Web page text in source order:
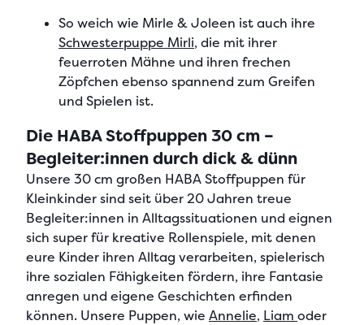
So weich wie Mirle & Joleen ist auch ihre
Schwesterpuppe Mirli, die mit ihrer
feuerroten Mähne und ihren frechen
Zöpfchen ebenso spannend zum Greifen
und Spielen ist.
Die HABA Stoffpuppen 30 cm –
Begleiter:innen durch dick & dünn
Unsere 30 cm großen HABA Stoffpuppen für
Kleinkindersind seit über 20 Jahren treue
Begleiter:innen in Alltagssituationen und eignen
sich super für kreative Rollenspiele, mit denen
eure Kinder ihren Alltag verarbeiten, spielerisch
ihre sozialen Fähigkeiten fördern, ihre Fantasie
anregen und eigene Geschichten erfinden
können. Unsere Puppen, wie Annelie, Liam oder